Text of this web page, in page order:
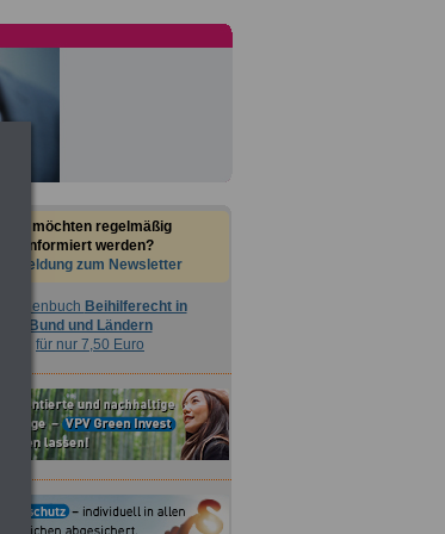
Sie möchten regelmäßig
informiert werden?
Anmeldung zum Newsletter
Taschenbuch Beihilferecht in
Bund und Ländern
für nur 7,50 Euro